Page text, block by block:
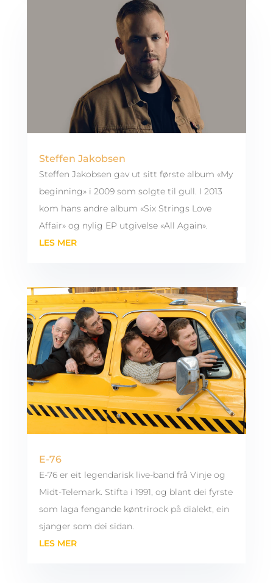
Steffen Jakobsen
Steffen Jakobsen gav ut sitt første album «My
beginning» i 2009 som solgte til gull. I 2013
kom hans andre album «Six Strings Love
Affair» og nylig EP utgivelse «All Again».
LES MER
E-76
E-76 er eit legendarisk live-band frå Vinje og
Midt-Telemark. Stifta i 1991, og blant dei fyrste
som laga fengande køntrirock på dialekt, ein
sjanger som dei sidan.
LES MER